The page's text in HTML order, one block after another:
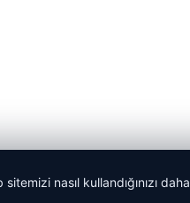
sitemizi nasıl kullandığınızı